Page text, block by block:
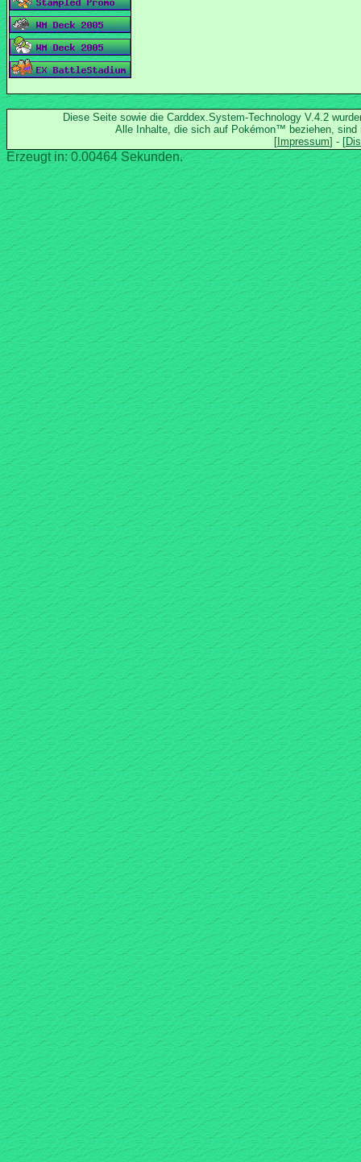
Diese Seite sowie die Carddex.System-Technology V.4.2
Alle Inhalte, die sich auf Pokémon™ beziehen, sind
Erzeugt in: 0.00464 Sekunden.